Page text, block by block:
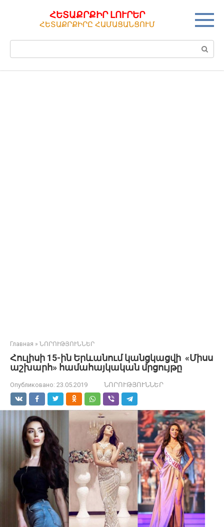
ՀԵՏԱՔՐՔԻՐ ԼՈՒՐԵՐ
ՀԵՏԱՔՐՔԻՐԸ ՀԱՄԱՑԱՆՑՈՒՄ
Поиск:
Главная » ՆՈՐՈՒԹՅՈՒՆՆԵՐ
Հուլիսի 15-ին Երևանում կանցկացվի «Միսս
աշխարհ» համահայկական մրցույթը
Опубликовано: 23.05.2019 ՆՈՐՈՒԹՅՈՒՆՆԵՐ